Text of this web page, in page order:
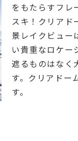
をもたらすフレ
スキ！クリアド
景レイクビュー
い貴重なロケー
遮るものはなく
す。クリアドー
す。